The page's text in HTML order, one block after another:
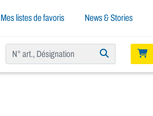
Mes listes de favoris News & Stories